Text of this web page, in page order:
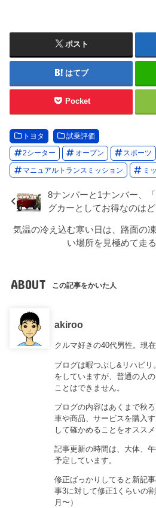
ポスト
はてブ
Pocket
トヨタ 試乗評価
2シーター オープン スポーツ
マニュアルトランスミッション ミ
8ナンバーと1ナンバー、
グカーとしてお得なのはど
気温の冷え込む寒い日は、路面の
い場所を見極めて走
ABOUT この記事をかいた人
akiroo
クルマ好きの40代男性。現
ブログは暇つぶし&リハビリ
をしていますが、普通の人
ことはできません。
ブログの内容はあくまで秋
車や商品、サービスを購入
して確かめることをオススメ
記事更新の時間は、大体、
予定しています。
修正ばっかりしてると新記
事3に対して修正1くらいの
月〜）